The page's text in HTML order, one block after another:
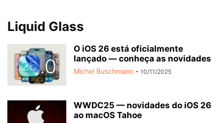
Liquid Glass
O iOS 26 está oficialmente
lançado — conheça as novidades
Michel Buschmann - 10/11/2025
WWDC25 — novidades do iOS 26
ao macOS Tahoe